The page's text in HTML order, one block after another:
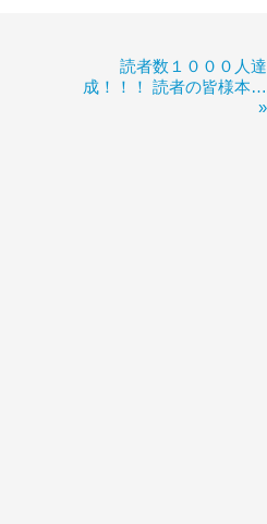
読者数１０００人達
成！！！ 読者の皆様本…
»